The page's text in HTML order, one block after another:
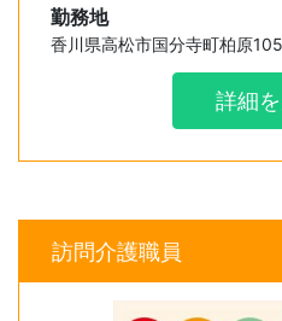
勤務地
香川県高松市国分寺町柏原
詳細
訪問介護職員